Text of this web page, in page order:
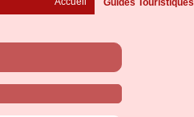
Guides Touristiques